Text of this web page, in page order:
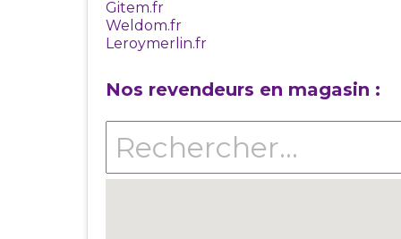
Gitem.fr
Weldom.fr
Leroymerlin.fr
Nos revendeurs en magasin :